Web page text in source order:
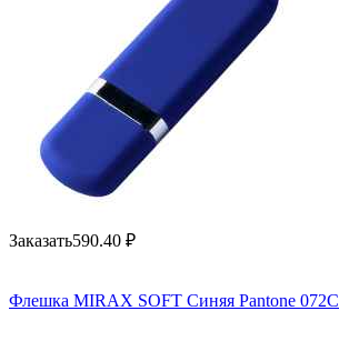
Заказать590.40 ₽
Флешка MIRAX SOFT Синяя Pantone